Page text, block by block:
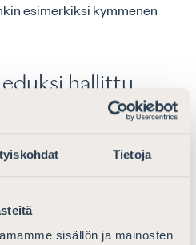
Tietoja
sisällön ja mainosten
esimerkiksi kymmenen
eduksi hallittu
ehdotetaan yhteisön ja
henkilön eduksi hallittu
ja yhtymiin ja myös
kvalifioitu tuloverolain